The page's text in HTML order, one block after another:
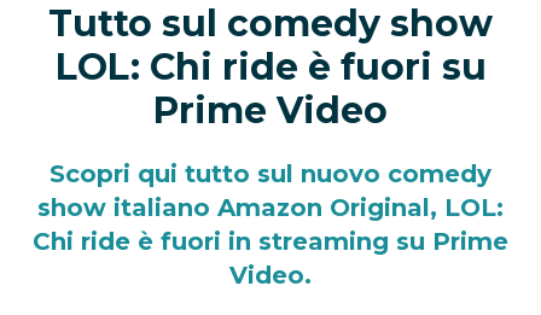
Tutto sul comedy show
LOL: Chi ride è fuori su
Prime Video
Scopri qui tutto sul nuovo comedy
show italiano Amazon Original, LOL:
Chi ride è fuori in streaming su Prime
Video.